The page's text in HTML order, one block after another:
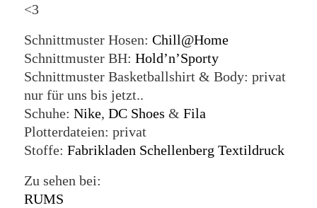
<3
Schnittmuster Hosen: Chill@Home
Schnittmuster BH: Hold’n’Sporty
Schnittmuster Basketballshirt & Body: privat
nur für uns bis jetzt..
Schuhe: Nike, DC Shoes & Fila
Plotterdateien: privat
Stoffe: Fabrikladen Schellenberg Textildruck
Zu sehen bei:
RUMS